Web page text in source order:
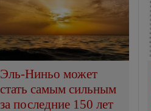
Эль-Ниньо может
стать самым сильным
за последние 150 лет